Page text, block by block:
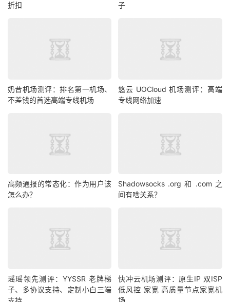
折扣
子
奶昔机场测评：排名第一机场、
不差钱的首选高端专线机场
悠云 UOCloud 机场测评：高端
专线网络加速
高频通报的常态化：作为用户该
怎么办？
Shadowsocks .org 和 .com 之
间有啥关系？
瑶瑶领先测评：YYSSR 老牌梯
子、多协议支持、定制小白三端
支持
快冲云机场测评：原生IP 双ISP
低风控 家宽 高质量节点家宽机
场